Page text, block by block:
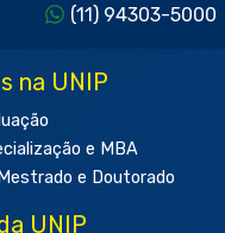
(11) 94303-5000
na UNIP
e MBA
e Doutorado
UNIP